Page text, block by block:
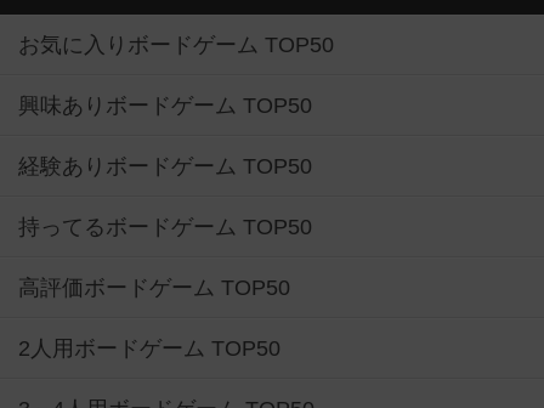
お気に入りボードゲーム TOP50
興味ありボードゲーム TOP50
経験ありボードゲーム TOP50
持ってるボードゲーム TOP50
高評価ボードゲーム TOP50
2人用ボードゲーム TOP50